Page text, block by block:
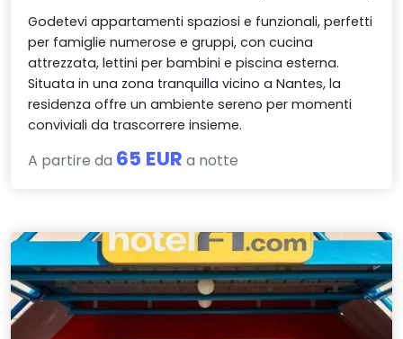
Godetevi appartamenti spaziosi e funzionali, perfetti
per famiglie numerose e gruppi, con cucina
attrezzata, lettini per bambini e piscina esterna.
Situata in una zona tranquilla vicino a Nantes, la
residenza offre un ambiente sereno per momenti
conviviali da trascorrere insieme.
A partire da 65 EUR a notte